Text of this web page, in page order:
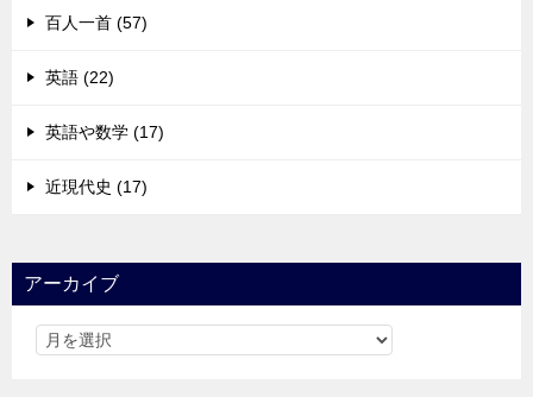
百人一首 (57)
英語 (22)
英語や数学 (17)
近現代史 (17)
アーカイブ